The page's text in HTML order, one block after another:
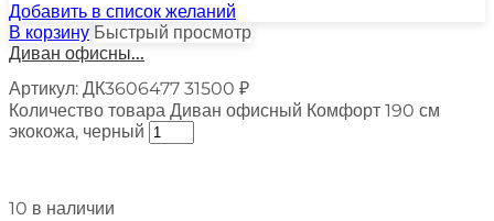
Добавить в список желаний
В корзину Быстрый просмотр
Диван офисны...
Артикул: ДК3606477 31500 ₽
Количество товара Диван офисный Комфорт 190 см
экокожа, черный
10 в наличии